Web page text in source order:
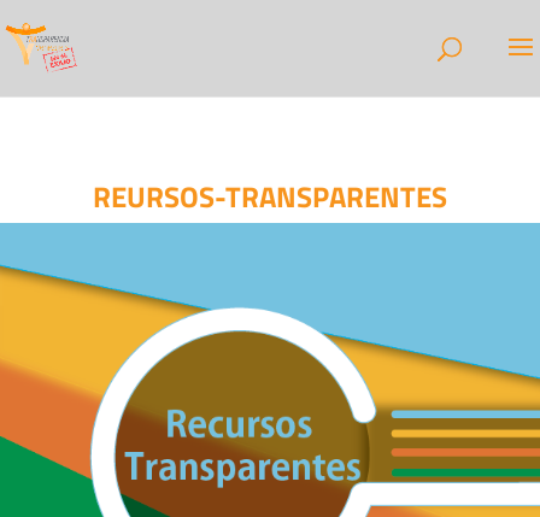
REURSOS-TRANSPARENTES